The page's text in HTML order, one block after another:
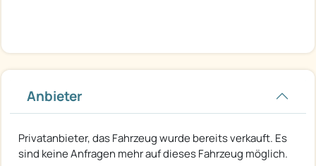
Anbieter
Privatanbieter, das Fahrzeug wurde bereits verkauft. Es
sind keine Anfragen mehr auf dieses Fahrzeug möglich.